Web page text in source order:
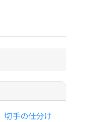
ビール券
生活関連
飲食商品券
生活関連・お食事
切手の仕分け